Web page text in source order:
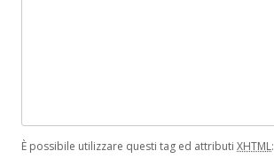
È possibile utilizzare questi tag ed attributi XHTML: